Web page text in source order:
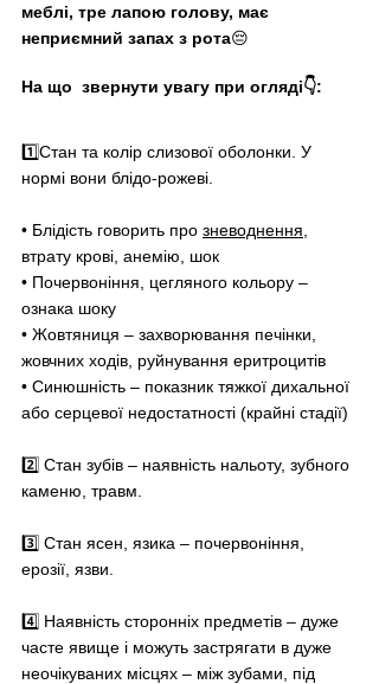
меблі, тре лапою голову, має
неприємний запах з рота😔
На що  звернути увагу при огляді👇:
1️⃣Стан та колір слизової оболонки. У
нормі вони блідо-рожеві.
• Блідість говорить про зневоднення
втрату крові, анемію, шок
• Почервоніння, цегляного кольору –
ознака шоку
• Жовтяниця – захворювання печінки,
жовчних ходів, руйнування еритроцитів
• Синюшність – показник тяжкої дихальної
або серцевої недостатності (крайні стадії)
2️⃣ Стан зубів – наявність нальоту, зубного
каменю, травм.
3️⃣ Стан ясен, язика – почервоніння,
ерозії, язви.
4️⃣ Наявність сторонніх предметів – дуже
часте явище і можуть застрягати в дуже
неочікуваних місцях – між зубами, під